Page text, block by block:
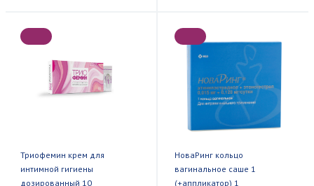
Триофемин крем для
интимной гигиены
дозированный 10
НоваРинг кольцо
вагинальное саше 1
(+аппликатор) 1